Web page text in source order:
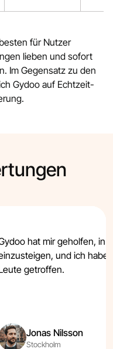
für Nutzer
lieben und sofort
Im Gegensatz zu den
Gydoo auf Echtzeit-
hat mir geholfen, in
und ich habe
getroffen.
Jonas Nilsson
Stockholm